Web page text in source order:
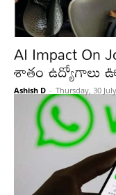
AI Impact On
శాతం ఉద్యోగాలు
Ashish D - Thursday, 30